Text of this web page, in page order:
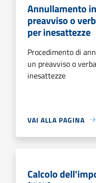
Annullamento
preavviso o
per inesattezze
Procedimento di
un preavviso o
inesattezze
VAI ALLA PAGINA
Calcolo